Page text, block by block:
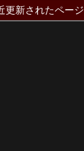
更新されたページ